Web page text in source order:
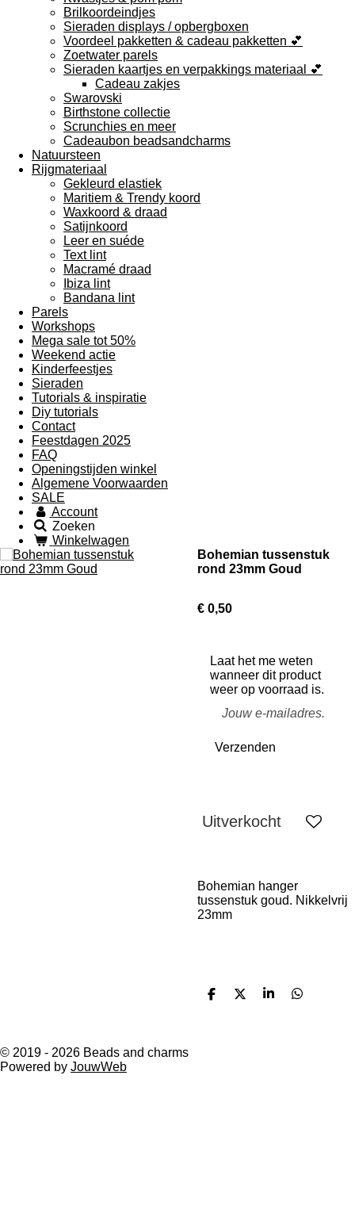
Brilkoordeindjes
Sieraden displays / opbergboxen
Voordeel pakketten & cadeau pakketten 💕
Zoetwater parels
Sieraden kaartjes en verpakkings materiaal 💕
Cadeau zakjes
Swarovski
Birthstone collectie
Scrunchies en meer
Cadeaubon beadsandcharms
Natuursteen
Rijgmateriaal
Gekleurd elastiek
Maritiem & Trendy koord
Waxkoord & draad
Satijnkoord
Leer en suéde
Text lint
Macramé draad
Ibiza lint
Bandana lint
Parels
Workshops
Mega sale tot 50%
Weekend actie
Kinderfeestjes
Sieraden
Tutorials & inspiratie
Diy tutorials
Contact
Feestdagen 2025
FAQ
Openingstijden winkel
Algemene Voorwaarden
SALE
Account
Zoeken
Winkelwagen
Bohemian tussenstuk
rond 23mm Goud
€ 0,50
Laat het me weten
wanneer dit product
weer op voorraad is.
Verzenden
Uitverkocht
Bohemian hanger
tussenstuk goud. Nikkelvrij
23mm
D
D
S
D
© 2019 - 2026 Beads and charms
Powered by JouwWeb